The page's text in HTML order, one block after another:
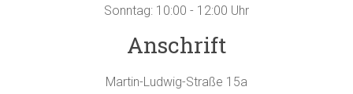
Sonntag: 10:00 - 12:00 Uhr
Anschrift
Martin-Ludwig-Straße 15a